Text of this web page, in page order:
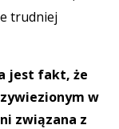
trudniej
jest fakt, że
w
związana z